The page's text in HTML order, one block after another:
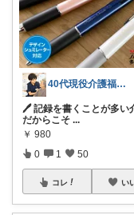
40代現役介護福祉士/仕事も休日も快適に
🖊️ 記録を書くことが多い
だからこそ ...
￥ 980
0 1 50
コレ い